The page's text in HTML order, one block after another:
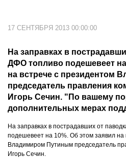
17 СЕНТЯБРЯ 2013 00:00:00
На заправках в
ДФО топливо подешевеет
на встрече с президентом
председатель правления
Игорь Сечин. "По вашему
дополнительных мерах
На заправках в пострадавших от
подешевеет на 10%. Об этом заявил на
Владимиром Путиным председатель
Игорь Сечин.